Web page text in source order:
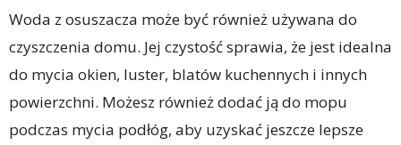
Woda z osuszacza może być również używana do
czyszczenia domu. Jej czystość sprawia, że jest idealna
do mycia okien, luster, blatów kuchennych i innych
powierzchni. Możesz również dodać ją do mopu
podczas mycia podłóg, aby uzyskać jeszcze lepsze